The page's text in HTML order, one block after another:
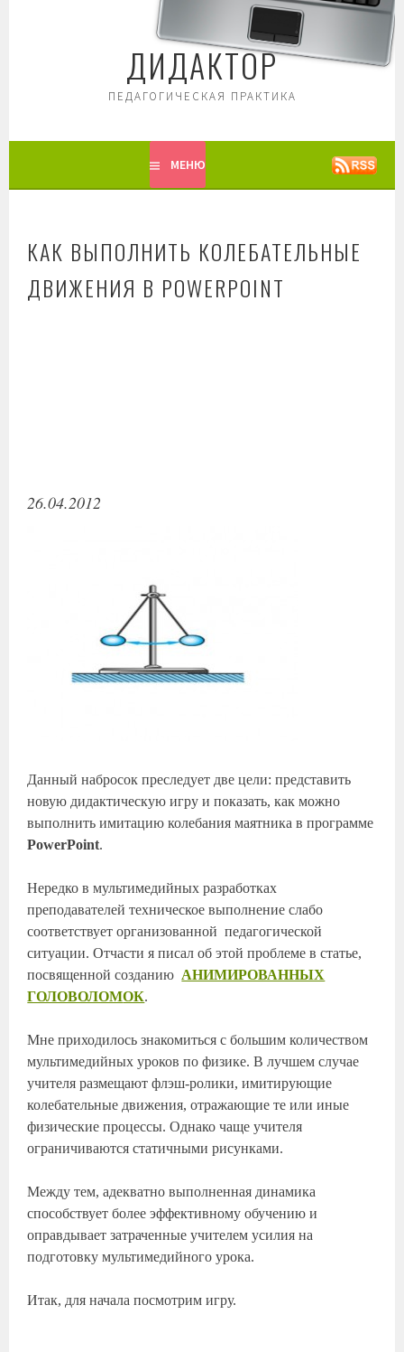
ДИДАКТОР
ПЕДАГОГИЧЕСКАЯ ПРАКТИКА
МЕНЮ
КАК ВЫПОЛНИТЬ КОЛЕБАТЕЛЬНЫЕ
ДВИЖЕНИЯ В POWERPOINT
26.04.2012
Данный набросок преследует две цели: представить
новую дидактическую игру и показать, как можно
выполнить имитацию колебания маятника в программе
PowerPoint.
Нередко в мультимедийных разработках
преподавателей техническое выполнение слабо
соответствует организованной педагогической
ситуации. Отчасти я писал об этой проблеме в статье,
посвященной созданию АНИМИРОВАННЫХ
ГОЛОВОЛОМОК.
Мне приходилось знакомиться с большим количеством
мультимедийных уроков по физике. В лучшем случае
учителя размещают флэш-ролики, имитирующие
колебательные движения, отражающие те или иные
физические процессы. Однако чаще учителя
ограничиваются статичными рисунками.
Между тем, адекватно выполненная динамика
способствует более эффективному обучению и
оправдывает затраченные учителем усилия на
подготовку мультимедийного урока.
Итак, для начала посмотрим игру.